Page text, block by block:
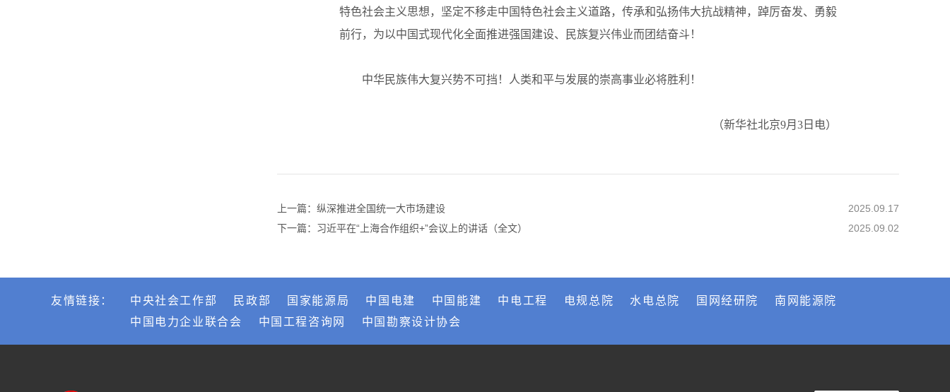
特色社会主义思想，坚定不移走中国特色社会主义道路，传承和弘扬伟大抗战精神，踔厉奋发、勇毅
前行，为以中国式现代化全面推进强国建设、民族复兴伟业而团结奋斗！
中华民族伟大复兴势不可挡！人类和平与发展的崇高事业必将胜利！
（新华社北京9月3日电）
2025.09.17
上一篇：纵深推进全国统一大市场建设
2025.09.02
下一篇：习近平在“上海合作组织+”会议上的讲话（全文）
友情链接： 中央社会工作部 民政部 国家能源局 中国电建 中国能建 中电工程 电规总院 水电总院 国网经研院
南网能源院
中国电力企业联合会
中国工程咨询网 中国勘察设计协会